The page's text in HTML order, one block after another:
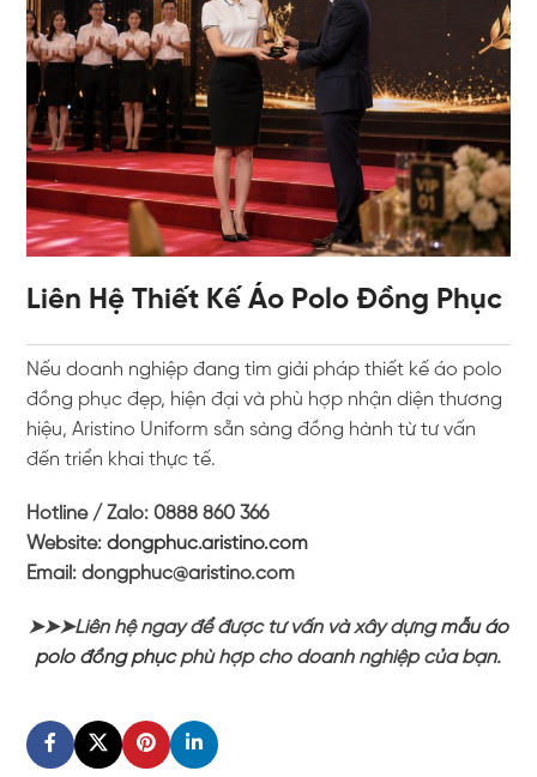
Liên Hệ Thiết Kế Áo Polo Đồng Phục
Nếu doanh nghiệp đang tìm giải pháp thiết kế áo polo
đồng phục đẹp, hiện đại và phù hợp nhận diện thương
hiệu,Aristino Uniform sẵn sàng đồng hành từ tư vấn
đến triển khai thực tế.
Hotline / Zalo: 0888 860 366
Website:dongphuc.aristino.com
Email: dongphuc@aristino.com
➤➤➤Liên hệ ngay để được tư vấn và xây dựngmẫu áo
polo đồng phụcphù hợp cho doanh nghiệp của bạn.